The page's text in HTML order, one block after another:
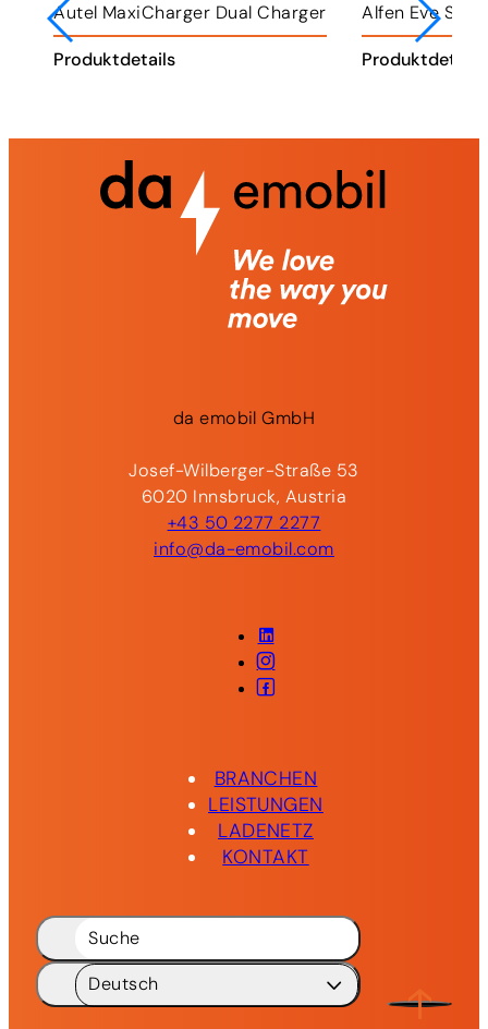
Autel MaxiCharger Dual Charger
Produktdetails
Alfen Eve
Produktdetails
daemobilGmbH
Josef-Wilberger-Straße 53
6020 Innsbruck, Austria
+43 50 2277 2277
info@da-emobil.com
LinkedIn
Instagram
Facebook
BRANCHEN
LEISTUNGEN
LADENETZ
KONTAKT
Suche
Deutsch